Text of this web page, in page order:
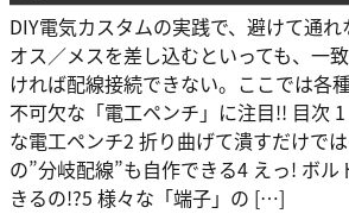
DIY電気カスタムの実践で、避けて通れ
オス／メスを差し込むといっても、一
ければ配線接続できない。ここでは各
不可欠な「電工ペンチ」に注目!! 目次
な電工ペンチ2 折り曲げて潰すだけで
の”分岐配線”も自作できる4 えっ! ボル
きるの!?5 様々な「端子」の […]